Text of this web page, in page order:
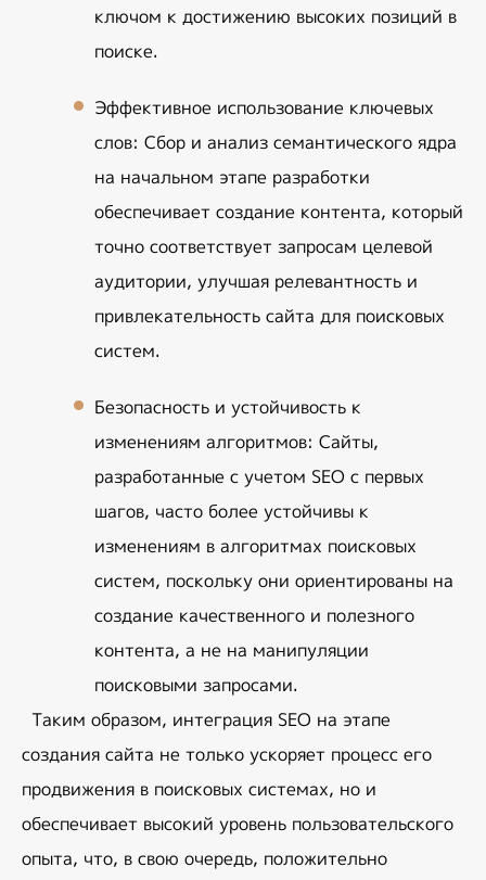
ключом к достижению высоких позиций в
поиске.
Эффективное использование ключевых
слов: Сбор и анализ семантического ядра
на начальном этапе разработки
обеспечивает создание контента, который
точно соответствует запросам целевой
аудитории, улучшая релевантность и
привлекательность сайта для поисковых
систем.
Безопасность и устойчивость к
изменениям алгоритмов: Сайты,
разработанные с учетом SEO с первых
шагов, часто более устойчивы к
изменениям в алгоритмах поисковых
систем, поскольку они ориентированы на
создание качественного и полезного
контента, а не на манипуляции
поисковыми запросами.
Таким образом, интеграция SEO на этапе
создания сайта не только ускоряет процесс его
продвижения в поисковых системах, но и
обеспечивает высокий уровень пользовательского
опыта, что, в свою очередь, положительно